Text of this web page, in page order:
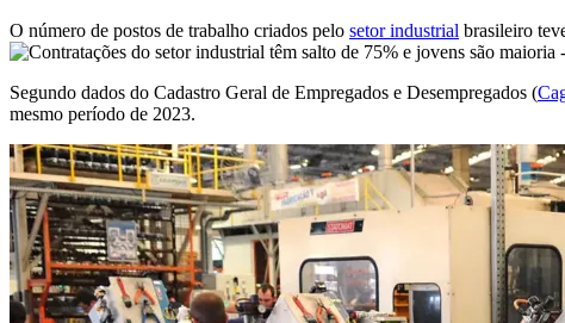
O número de postos de trabalho criados pelo setor industrial brasileiro
Segundo dados do Cadastro Geral de Empregados e Desempregados (
mesmo período de 2023.